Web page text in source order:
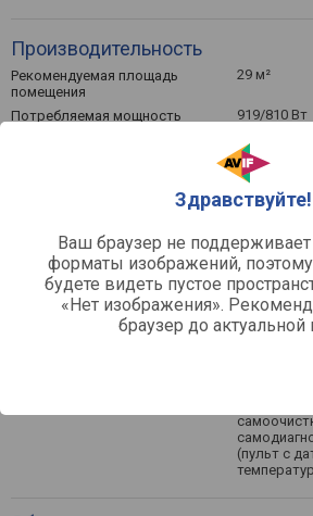
Здравствуйте!
Ваш браузер не
форматы изображений,
будете видеть пустое
«Нет изображения».
браузер до актуальной
Производительность
Рекомендуемая площадь
помещения
29 м²
Потребляемая мощность
919/810 Вт
2950 Вт
3100 Вт
Циркуляция воздуха
600 м³/ч
Уровень шума (макс/мин)
-/21 дБ
Функции и возможности
(пульт с